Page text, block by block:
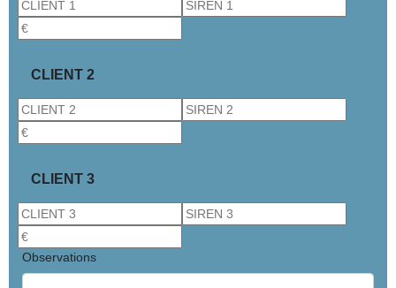
CLIENT 2
CLIENT 3
Observations